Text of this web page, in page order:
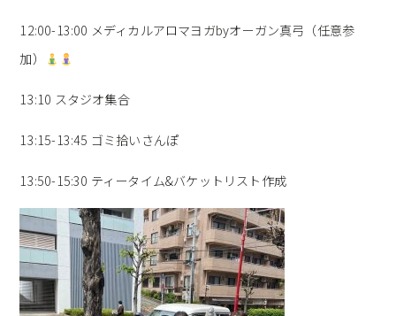
12:00-13:00 メディカルアロマヨガbyオーガン真弓（任意参
加）
13:10 スタジオ集合
13:15-13:45 ゴミ拾いさんぽ
13:50-15:30 ティータイム&バケットリスト作成